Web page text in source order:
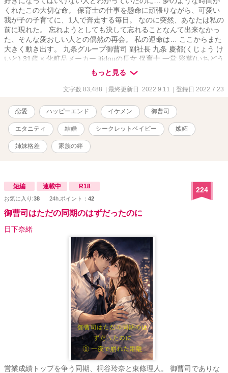
くれたこの大切な命。 保育士の仕事を懸命に頑張りながら、可愛い
我が子の子育てに、1人で奔走する毎日。 なのに突然、あなたは私の
前に現れた。 忘れようとしても決して忘れることなんて出来なかっ
た、そんな愛おしい人との偶然の再会。 私の運命は… ここからまた
大きく動き出す。 九条グループ御曹司 副社長 九条 慶都(くじょう け
いと) 31歳 × 化粧品メーカー itidouの長女 保育士 一堂 彩葉(いちどう
もっと見る
文字数 83,488 | 最終更新日 2022.9.11 | 登録日 2022.7.23
恋愛 ハッピーエンド イケメン 御曹司
エタニティ 結婚 シークレットベイビー 嫉妬
姉妹格差 家族の絆
短編 連載中 R18
お気に入り:38 24h.ポイント： 42
224
御曹司はただの同期のはずだったのに
日下奈緒
営業成績トップを争う同期、桐谷玲奈と東條理人。 御曹司でありな